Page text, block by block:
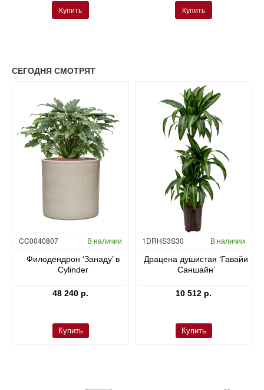
Купить Купить
СЕГОДНЯ СМОТРЯТ
CC0040807 В наличии
Филодендрон ‘Занаду’ в
Cylinder
48 240 р.
Купить
Гидропоника
1DRHS3S30 В наличии
Драцена душистая ‘Гавайи
Саншайн’
10 512 р.
Купить